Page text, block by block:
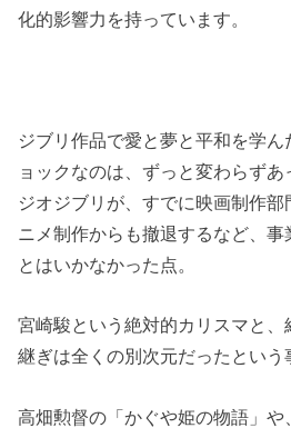
化的影響力を持っています。
ジブリ作品で愛と夢と平和を学
ョックなのは、ずっと変わらず
ジオジブリが、すでに映画制作
ニメ制作からも撤退するなど、
とはいかなかった点。
宮崎駿という絶対的カリスマと、
継ぎは全くの別次元だったという
高畑勲督の「かぐや姫の物語」